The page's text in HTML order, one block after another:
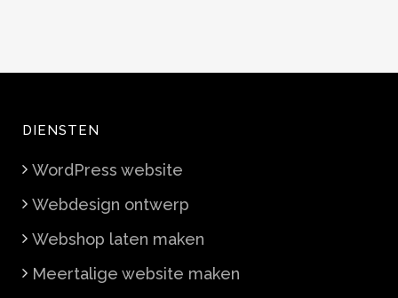
DIENSTEN
WordPress website
Webdesign ontwerp
Webshop laten maken
Meertalige website maken